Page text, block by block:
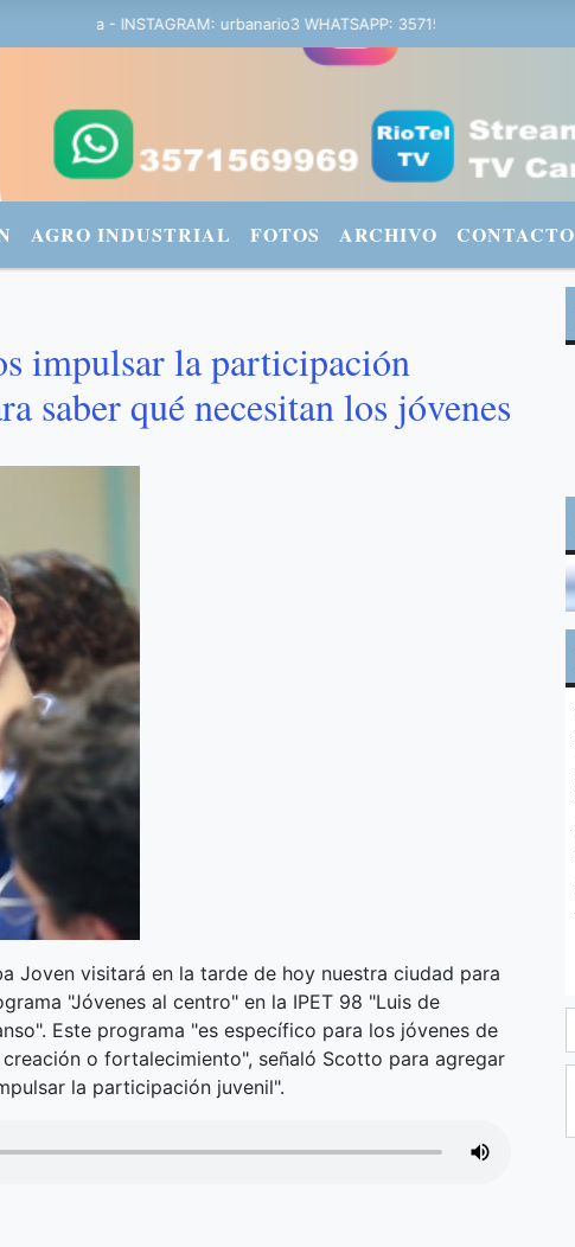
- INSTAGRAM: urbanario3 WHATSAPP: 3571569969
AGRO INDUSTRIAL FOTOS ARCHIVO CONTACTO
impulsar la participación
saber qué necesitan los jóvenes
Joven visitará en la tarde de hoy nuestra ciudad para
"Jóvenes al centro" en la IPET 98 "Luis de
Este programa "es específico para los jóvenes de
o fortalecimiento", señaló Scotto para agregar
la participación juvenil".